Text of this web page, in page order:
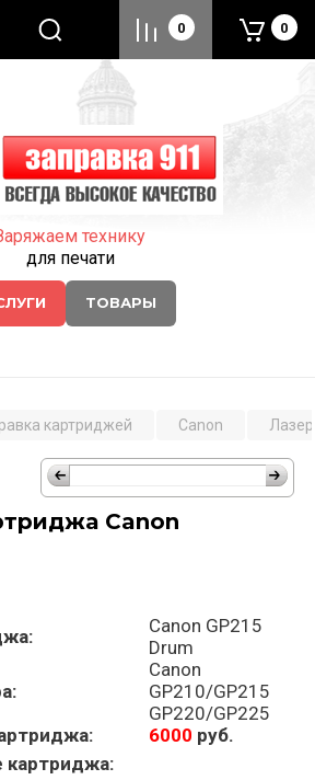
технику
для печати
ТОВАРЫ
0 0
картриджей Canon
Canon
Canon GP215
Drum
Canon
GP210/GP215
GP220/GP225
6000 руб.
картриджа: